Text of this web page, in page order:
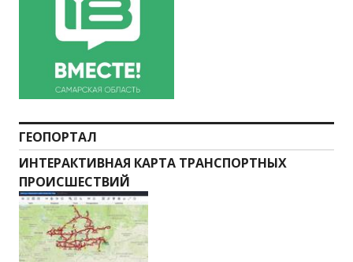
ГЕОПОРТАЛ
ИНТЕРАКТИВНАЯ КАРТА ТРАНСПОРТНЫХ
ПРОИСШЕСТВИЙ